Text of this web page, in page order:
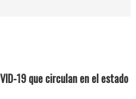
19 que circulan en el estado